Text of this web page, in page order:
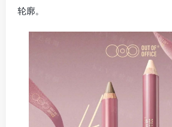
轮廓。